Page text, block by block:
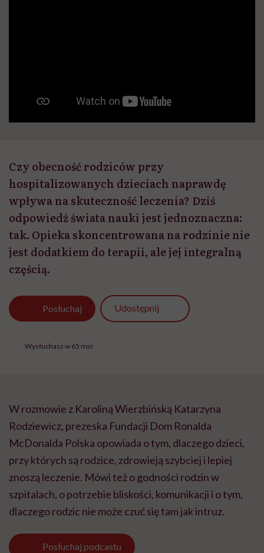
Czy obecność rodziców przy
hospitalizowanych dzieciach naprawdę
wpływa na skuteczność leczenia? Dziś
odpowiedź świata nauki jest jednoznaczna:
tak. Opieka skoncentrowana na rodzinie nie
jest dodatkiem do terapii, ale jej integralną
częścią.
Posłuchaj Udostępnij
Wysłuchasz w 65 min
W rozmowie z Karoliną Wierzbińską Katarzyna
Rodziewicz, prezeska Fundacji Dom Ronalda
McDonalda Polska opowiada o tym, dlaczego dzieci,
przy których są rodzice, zdrowieją szybciej i lepiej
znoszą leczenie. Mówi też o godności rodzin w
szpitalach, o potrzebie bliskości, komunikacji i o tym,
dlaczego rodzic nie może czuć się tam jak intruz.
Posłuchaj podcastu